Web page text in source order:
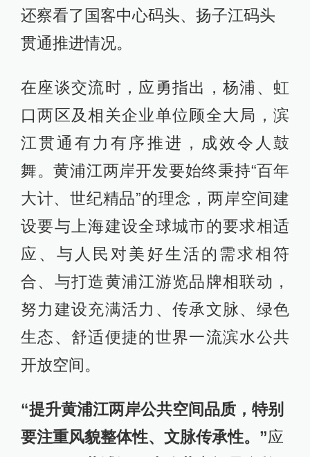
还察看了国客中心码头、扬子江码头
贯通推进情况。
在座谈交流时，应勇指出，杨浦、虹
口两区及相关企业单位顾全大局，滨
江贯通有力有序推进，成效令人鼓
舞。黄浦江两岸开发要始终秉持“百年
大计、世纪精品”的理念，两岸空间建
设要与上海建设全球城市的要求相适
应、与人民对美好生活的需求相符
合、与打造黄浦江游览品牌相联动，
努力建设充满活力、传承文脉、绿色
生态、舒适便捷的世界一流滨水公共
开放空间。
“提升黄浦江两岸公共空间品质，特别
要注重风貌整体性、文脉传承性。”应